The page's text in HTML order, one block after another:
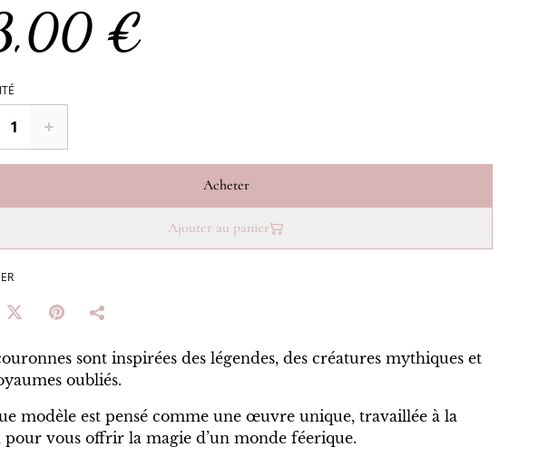
€
Acheter
Ajouter au panier
sont inspirées des légendes, des créatures mythiques et
oubliés.
modèle est pensé comme une œuvre unique, travaillée à la
pour vous offrir la magie d’un monde féerique.